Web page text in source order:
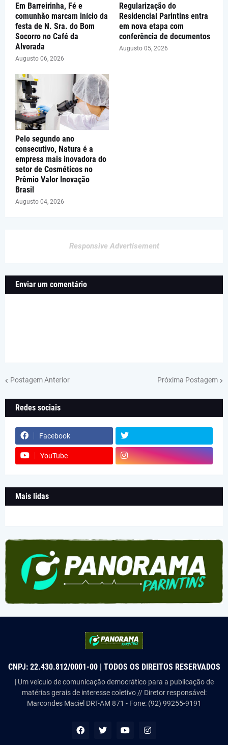
Em Barreirinha, Fé e
comunhão marcam início da
festa de N. Sra. do Bom
Socorro no Café da
Alvorada
Augusto 06, 2026
Regularização do
Residencial Parintins entra
em nova etapa com
conferência de documentos
Augusto 05, 2026
Pelo segundo ano
consecutivo, Natura é a
empresa mais inovadora do
setor de Cosméticos no
Prêmio Valor Inovação
Brasil
Augusto 04, 2026
Responsive Advertisement
Enviar um comentário
Postagem Anterior Próxima Postagem
Redes sociais
Facebook
YouTube
Mais lidas
CNPJ: 22.430.812/0001-00 | TODOS OS DIREITOS RESERVADOS
| Um veículo de comunicação democrático para a publicação de
matérias gerais de interesse coletivo // Diretor responsável:
Marcondes Maciel DRT-AM 871 - Fone: (92) 99255-9191